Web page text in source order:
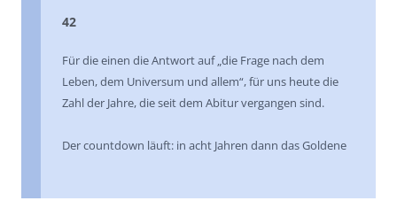
42
Für die einen die Antwort auf „die Frage nach dem
Leben, dem Universum und allem“, für uns heute die
Zahl der Jahre, die seit dem Abitur vergangen sind.
Der countdown läuft: in acht Jahren dann das Goldene